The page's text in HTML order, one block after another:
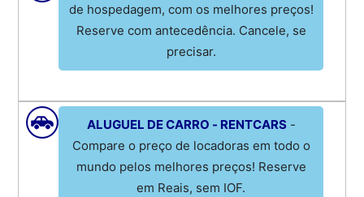
de hospedagem, com os melhores preços!
Reserve com antecedência. Cancele, se
precisar.
ALUGUEL DE CARRO - RENTCARS-
Compare o preço de locadoras em todo o
mundo pelos melhores preços! Reserve
em Reais, sem IOF.